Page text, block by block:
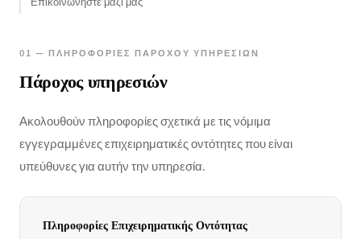
01 — ΠΛΗΡΟΦΟΡΊΕΣ ΠΑΡΌΧΟΥ ΥΠΗΡΕΣΙΏΝ
Πάροχος υπηρεσιών
Ακολουθούν πληροφορίες σχετικά με τις νόμιμα
εγγεγραμμένες επιχειρηματικές οντότητες που είναι
υπεύθυνες για αυτήν την υπηρεσία.
Πληροφορίες Επιχειρηματικής Οντότητας